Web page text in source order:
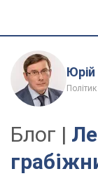
Політик
Блог |